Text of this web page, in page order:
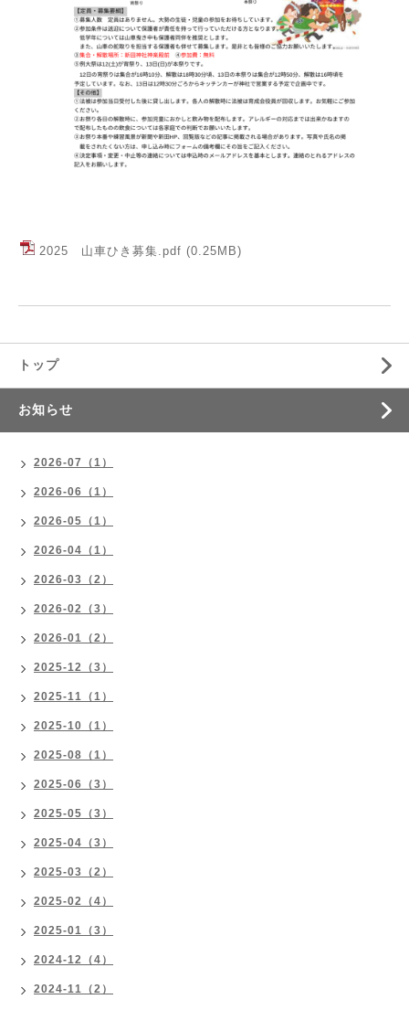
2025 山車ひき募集.pdf (0.25MB)
トップ
お知らせ
2026-07（1）
2026-06（1）
2026-05（1）
2026-04（1）
2026-03（2）
2026-02（3）
2026-01（2）
2025-12（3）
2025-11（1）
2025-10（1）
2025-08（1）
2025-06（3）
2025-05（3）
2025-04（3）
2025-03（2）
2025-02（4）
2025-01（3）
2024-12（4）
2024-11（2）